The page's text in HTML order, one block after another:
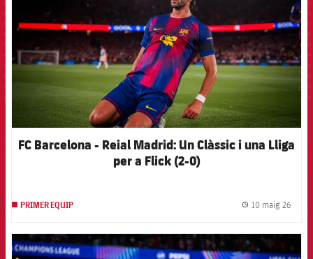
FC Barcelona - Reial Madrid: Un Clàssic i una Lliga
per a Flick (2-0)
PRIMER EQUIP 10 maig 26
FCB Barcelona badge